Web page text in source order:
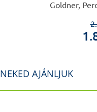
Goldner,
NEKED AJÁNLJUK